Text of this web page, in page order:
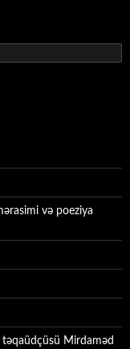
və poeziya
təqaüdçüsü Mirdaməd